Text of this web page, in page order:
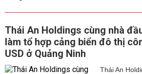
Thái An Holdings cùng nhà
làm tổ hợp cảng biển đô thị
USD ở Quảng Ninh
Thái An